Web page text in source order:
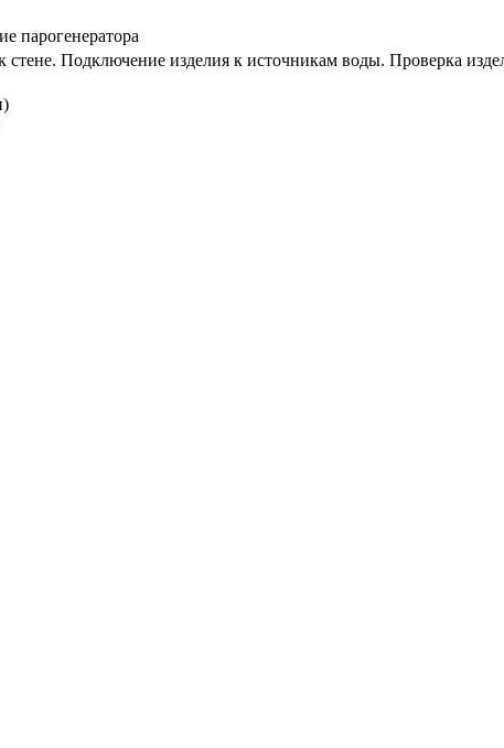
парогенератора
Подключение изделия к источникам воды. Проверка